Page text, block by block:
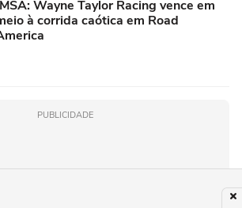
Wayne Taylor Racing vence em
à corrida caótica em Road
PUBLICIDADE